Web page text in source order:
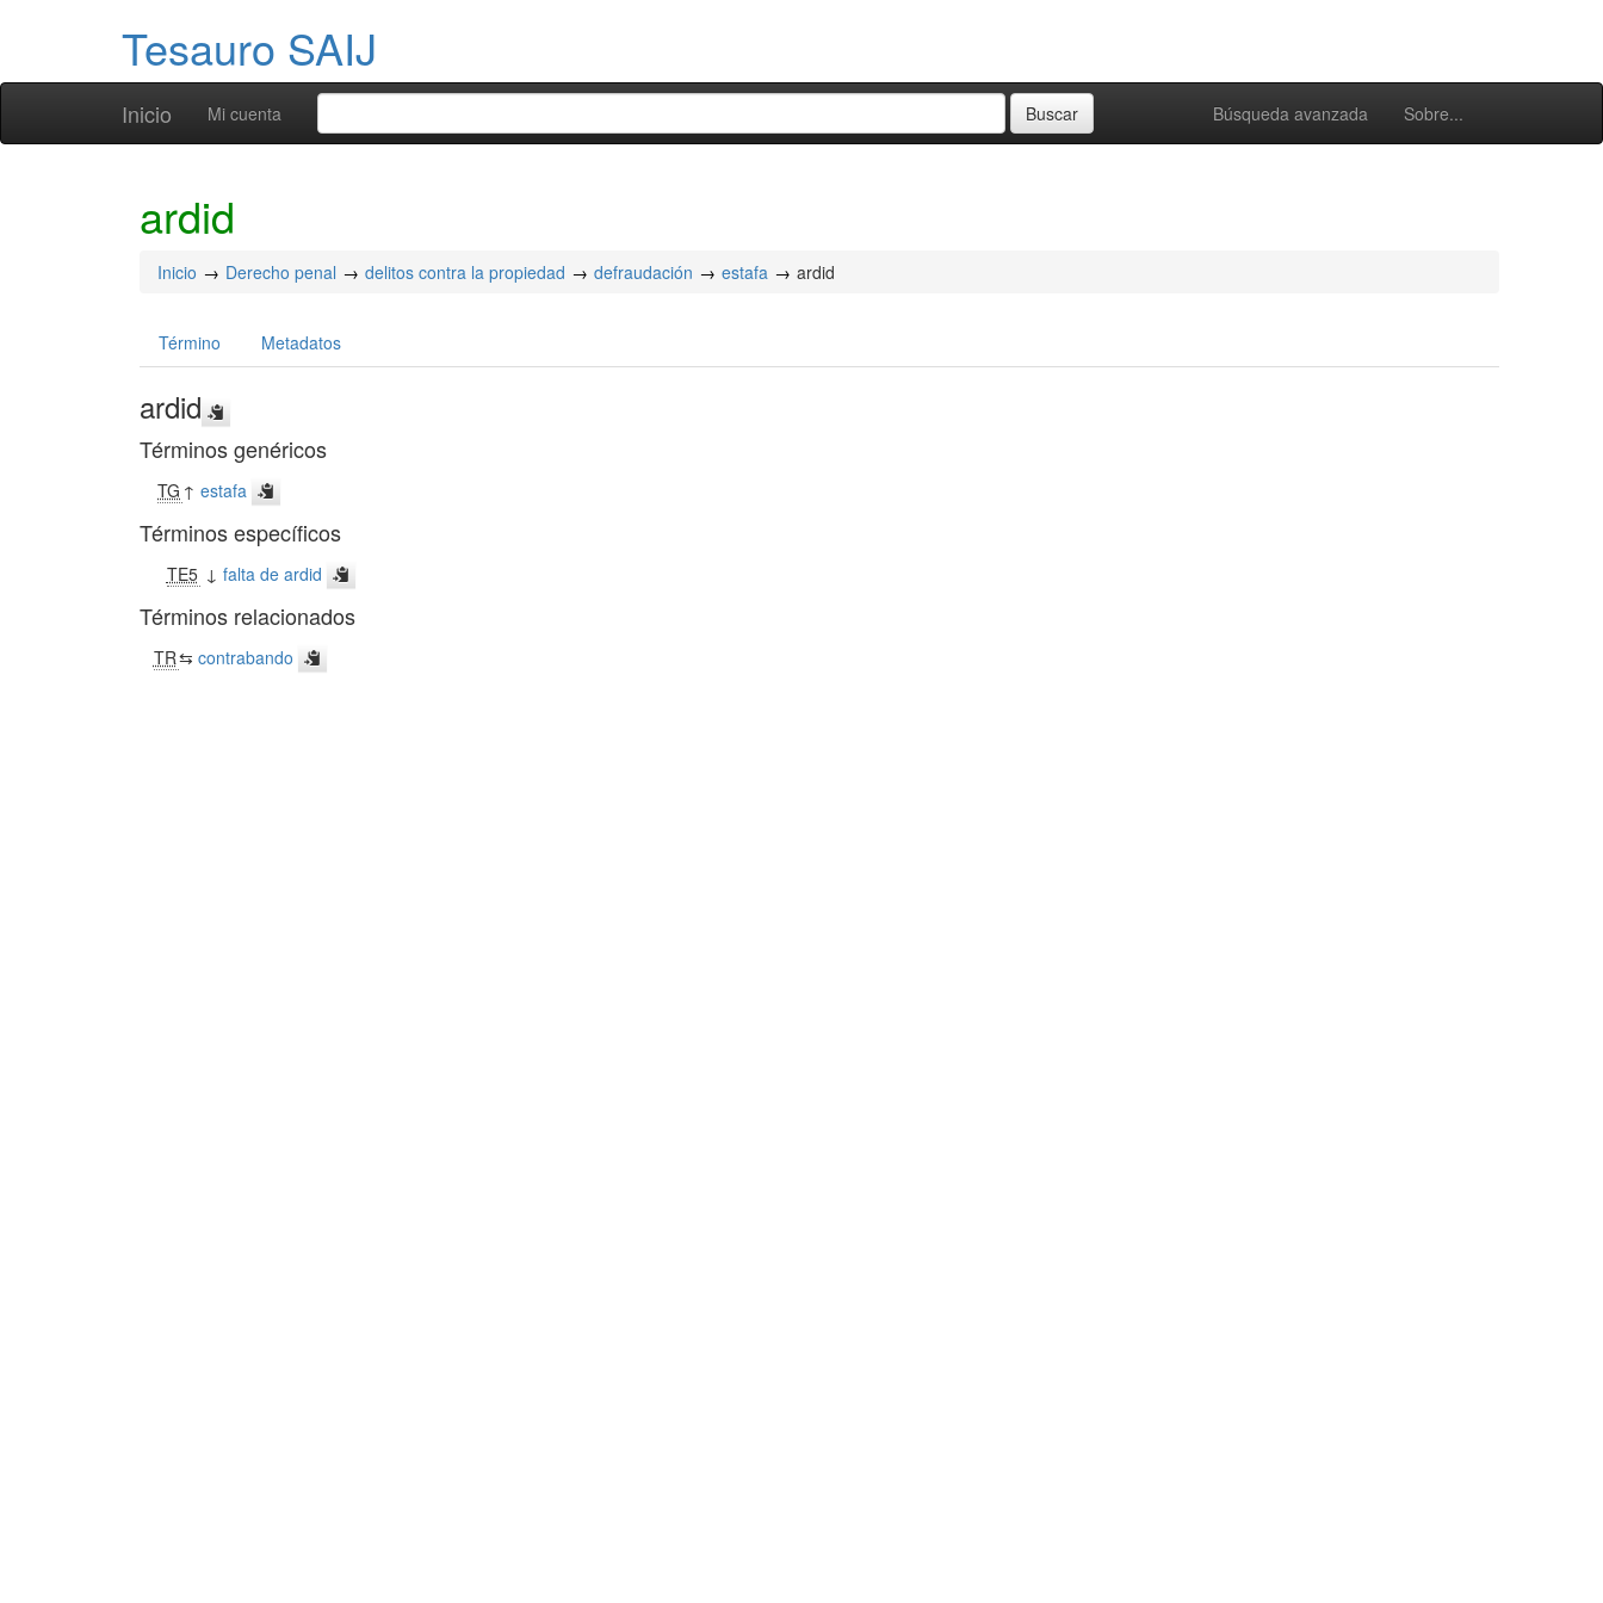
Tesauro SAIJ
Inicio Búsqueda avanzada Sobre...
Mi cuenta
ardid
Inicio Derecho penal delitos contra la propiedad defraudación estafa ardid
Término Metadatos
ardid
Términos genéricos
TG ↑estafa
Términos específicos
TE5 ↓ falta de ardid
Términos relacionados
TR⇆ contrabando